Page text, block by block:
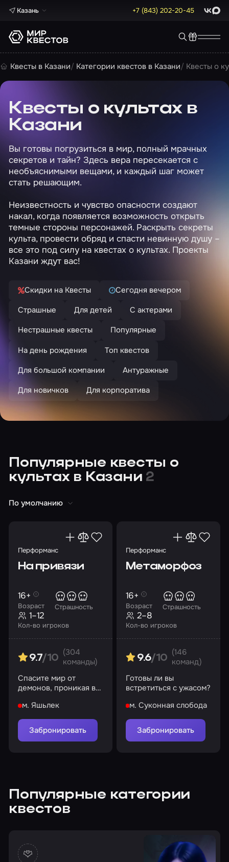
Казань +7 (843) 202-20-45 Max
Квесты в Казани Категории квестов в Казани Квесты о
Квесты о культах в
Казани
Вы готовы погрузиться в мир, полный мрачных
секретов и тайн? Здесь вера пересекается с
необъяснимыми вещами, и каждый шаг может
стать решающим.
Неизвестность и чувство опасности создают
накал, когда появляется возможность открыть
темные стороны персонажей. Раскрыть секреты
культа, провести обряд и спасти невинную душу –
все это под силу на квестах о культах. Проекты
Казани ждут вас!
Скидки на Квесты
Сегодня вечером
Страшные
Для детей
С актерами
Нестрашные квесты
Популярные
На день рождения
Топ квестов
Для большой компании
Антуражные
Для новичков
Для корпоратива
Популярные квесты о
культах в Казани 2
По умолчанию
Перформанс
На привязи
Возраст
16+
Страшность
Кол-во игроков
1–12
9.7/10
(304
команды)
Спасите мир от
демонов, проникая в
больницы
м. Яшьлек
Забронировать
Перформанс
Метаморфоз
Возраст
16+
Страшность
Кол-во игроков
2–8
9.6/10
(146
команд)
Готовы ли вы
встретиться с ужасом?
м. Суконная слобода
Забронировать
Популярные категории
квестов